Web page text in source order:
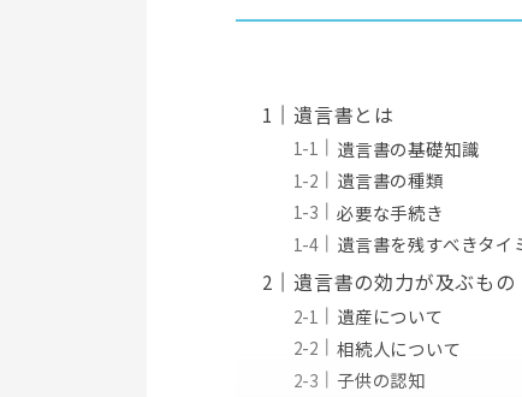
遺言書とは
遺言書の基礎知識
遺言書の種類
必要な手続き
遺言書を残すべきタイ
遺言書の効力が及ぶもの
遺産について
相続人について
子供の認知